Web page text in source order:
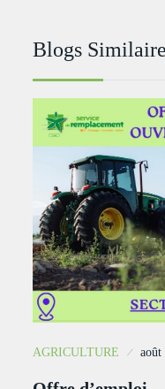
Blogs
AGRICULTURE août